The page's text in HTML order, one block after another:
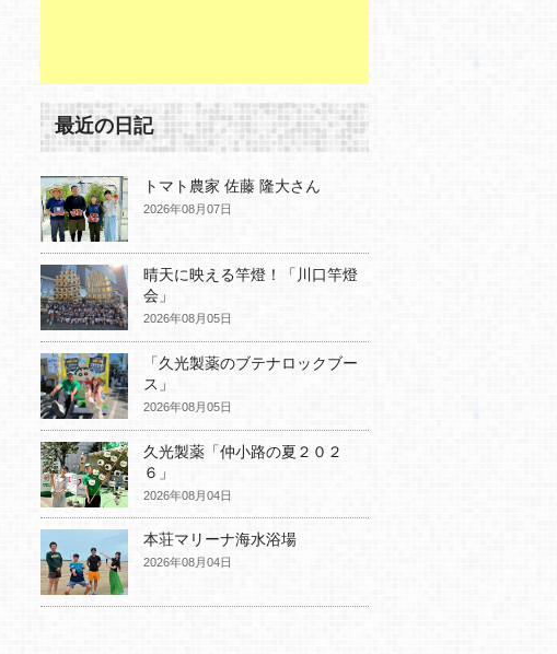
最近の日記
トマト農家 佐藤 隆大さん
2026年08月07日
晴天に映える竿燈！「川口竿燈
会」
2026年08月05日
「久光製薬のブテナロックブー
ス」
2026年08月05日
久光製薬「仲小路の夏２０２
６」
2026年08月04日
本荘マリーナ海水浴場
2026年08月04日